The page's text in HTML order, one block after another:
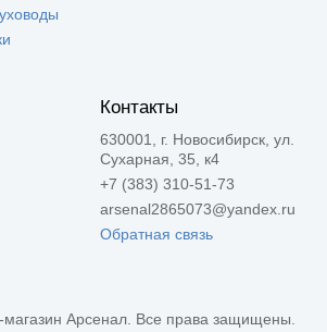
Контакты
630001, г. Новосибирск, ул.
Сухарная, 35, к4
+7 (383) 310-51-73
arsenal2865073@yandex.ru
Обратная связь
Арсенал. Все права защищены.